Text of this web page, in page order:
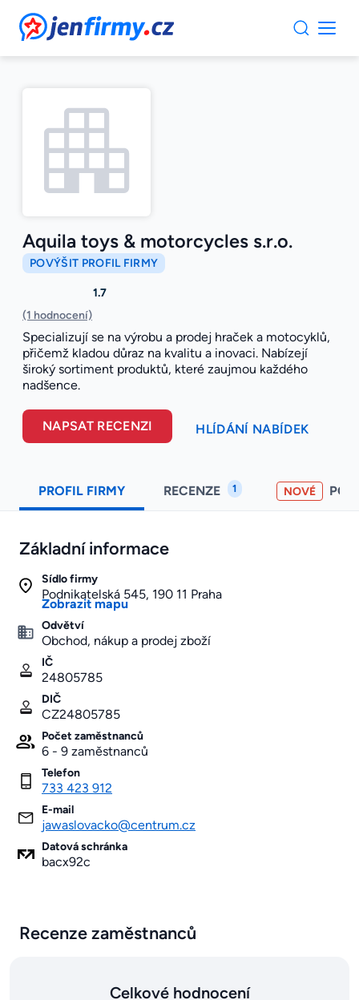
JenFirmy.cz
Aquila toys & motorcycles s.r.o.
POVÝŠIT PROFIL FIRMY
1.7
(1 hodnocení)
Specializují se na výrobu a prodej hraček a motocyklů,
přičemž kladou důraz na kvalitu a inovaci. Nabízejí
široký sortiment produktů, které zaujmou každého
nadšence.
NAPSAT RECENZI HLÍDÁNÍ NABÍDEK
PROFIL FIRMY RECENZE 1 NOVÉ
Základní informace
Sídlo firmy
Podnikatelská 545, 190 11 Praha
Zobrazit mapu
Odvětví
Obchod, nákup a prodej zboží
IČ
24805785
DIČ
CZ24805785
Počet zaměstnanců
6 - 9 zaměstnanců
Telefon
733 423 912
E-mail
jawaslovacko@centrum.cz
Datová schránka
bacx92c
Recenze zaměstnanců
Celkové hodnocení